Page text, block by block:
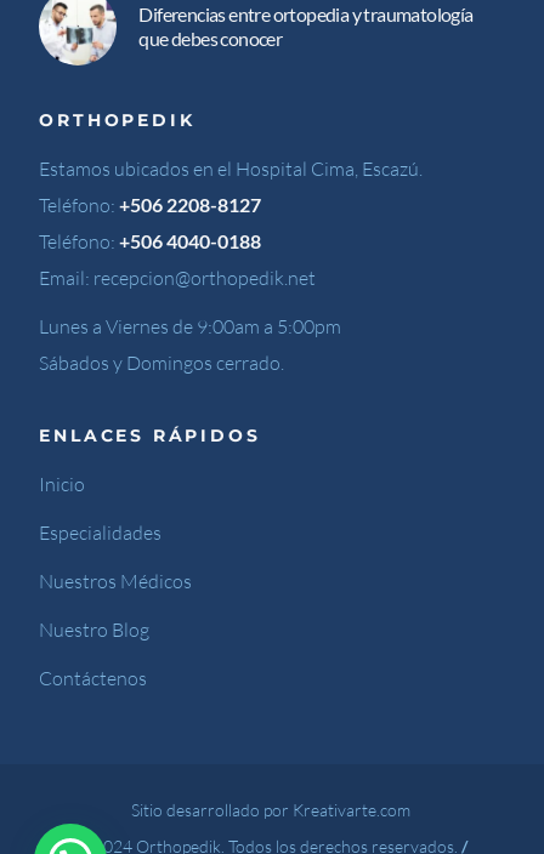
Diferencias entre ortopedia y traumatología
que debes conocer
ORTHOPEDIK
Estamos ubicados en el Hospital Cima, Escazú.
Teléfono:+506 2208-8127
Teléfono:+506 4040-0188
Email: recepcion@orthopedik.net
Lunes a Viernes de 9:00am a 5:00pm
Sábados y Domingos cerrado.
ENLACES RÁPIDOS
Inicio
Especialidades
Nuestros Médicos
Nuestro Blog
Contáctenos
Sitio desarrollado por Kreativarte.com
© 2024 Orthopedik. Todos los derechos reservados. /